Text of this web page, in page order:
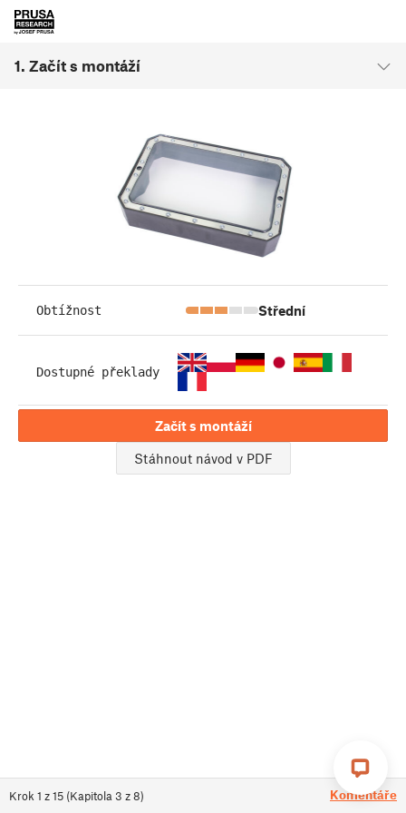
1. Začít s montáží
Krok 1 z15 (Kapitola 3 z8) Komentáře
Obtížnost Střední
Dostupné překlady
Začít s montáží
Stáhnout návod v PDF